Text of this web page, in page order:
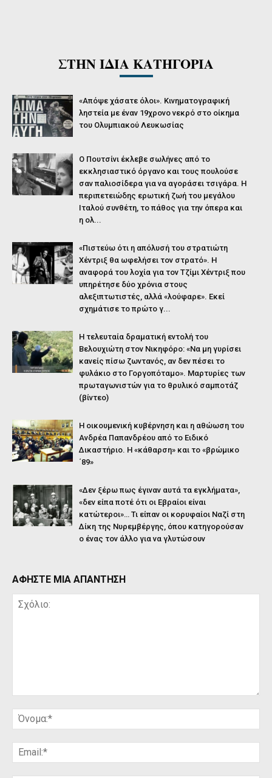
ΣΤΗΝ ΙΔΙΑ ΚΑΤΗΓΟΡΙΑ
«Απόψε χάσατε όλοι». Κινηματογραφική
ληστεία με έναν 19χρονο νεκρό στο οίκημα
του Ολυμπιακού Λευκωσίας
O Πουτσίνι έκλεβε σωλήνες από το
εκκλησιαστικό όργανο και τους πουλούσε
σαν παλιοσίδερα για να αγοράσει τσιγάρα. Η
περιπετειώδης ερωτική ζωή του μεγάλου
Ιταλού συνθέτη, το πάθος για την όπερα και
η ολ...
«Πιστεύω ότι η απόλυσή του στρατιώτη
Χέντριξ θα ωφελήσει τον στρατό». Η
αναφορά του λοχία για τον Τζίμι Χέντριξ που
υπηρέτησε δύο χρόνια στους
αλεξιπτωτιστές, αλλά «λούφαρε». Εκεί
σχημάτισε το πρώτο γ...
Η τελευταία δραματική εντολή του
Βελουχιώτη στον Νικηφόρο: «Να μη γυρίσει
κανείς πίσω ζωντανός, αν δεν πέσει το
φυλάκιο στο Γοργοπόταμο». Μαρτυρίες των
πρωταγωνιστών για το θρυλικό σαμποτάζ
(βίντεο)
Η οικουμενική κυβέρνηση και η αθώωση του
Ανδρέα Παπανδρέου από το Ειδικό
Δικαστήριο. Η «κάθαρση» και το «βρώμικο
΄89»
«Δεν ξέρω πως έγιναν αυτά τα εγκλήματα»,
«δεν είπα ποτέ ότι οι Εβραίοι είναι
κατώτεροι»… Τι είπαν οι κορυφαίοι Ναζί στη
Δίκη της Νυρεμβέργης, όπου κατηγορούσαν
ο ένας τον άλλο για να γλυτώσουν
ΑΦΗΣΤΕ ΜΙΑ ΑΠΑΝΤΗΣΗ